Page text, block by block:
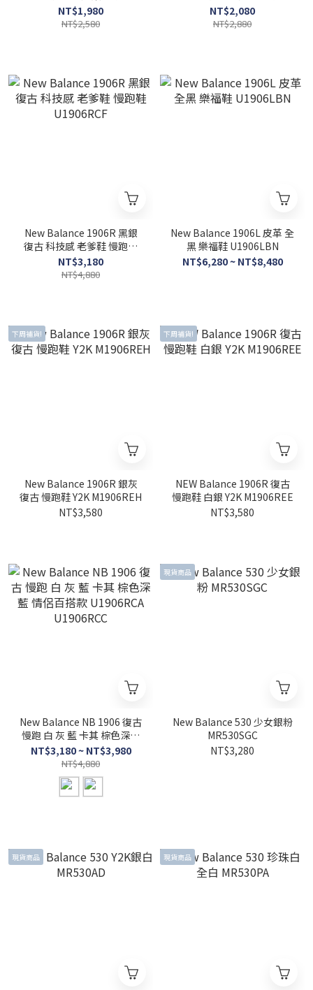
U327GPA
NT$1,980
NT$2,580
U327SKC
NT$2,080
NT$2,880
New Balance 1906R 黑銀
復古 科技感 老爹鞋 慢跑鞋
U1906RCF
NT$3,180
NT$4,880
New Balance 1906L 皮革 全
黑 樂福鞋 U1906LBN
NT$6,280 ~ NT$8,480
下周補貨!
New Balance 1906R 銀灰
復古 慢跑鞋 Y2K M1906REH
NT$3,580
下周補貨!
NEW Balance 1906R 復古
慢跑鞋 白銀 Y2K M1906REE
NT$3,580
New Balance NB 1906 復古
慢跑 白 灰 藍 卡其 棕色深藍
情侶百搭款 U1906RCA
U1906RCC
NT$3,180 ~ NT$3,980
NT$4,880
現貨商品
New Balance 530 少女銀粉
MR530SGC
NT$3,280
現貨商品 現貨商品